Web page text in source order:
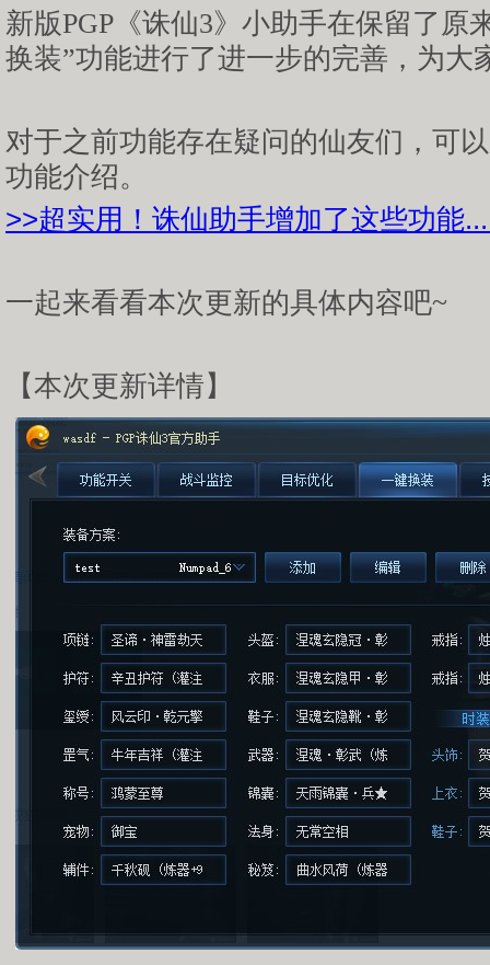
新版PGP《诛仙3》小助手在保留了原
换装”功能进行了进一步的完善，为大
对于之前功能存在疑问的仙友们，可
功能介绍。
>>超实用！诛仙助手增加了这些功能
一起来看看本次更新的具体内容吧~
【本次更新详情】